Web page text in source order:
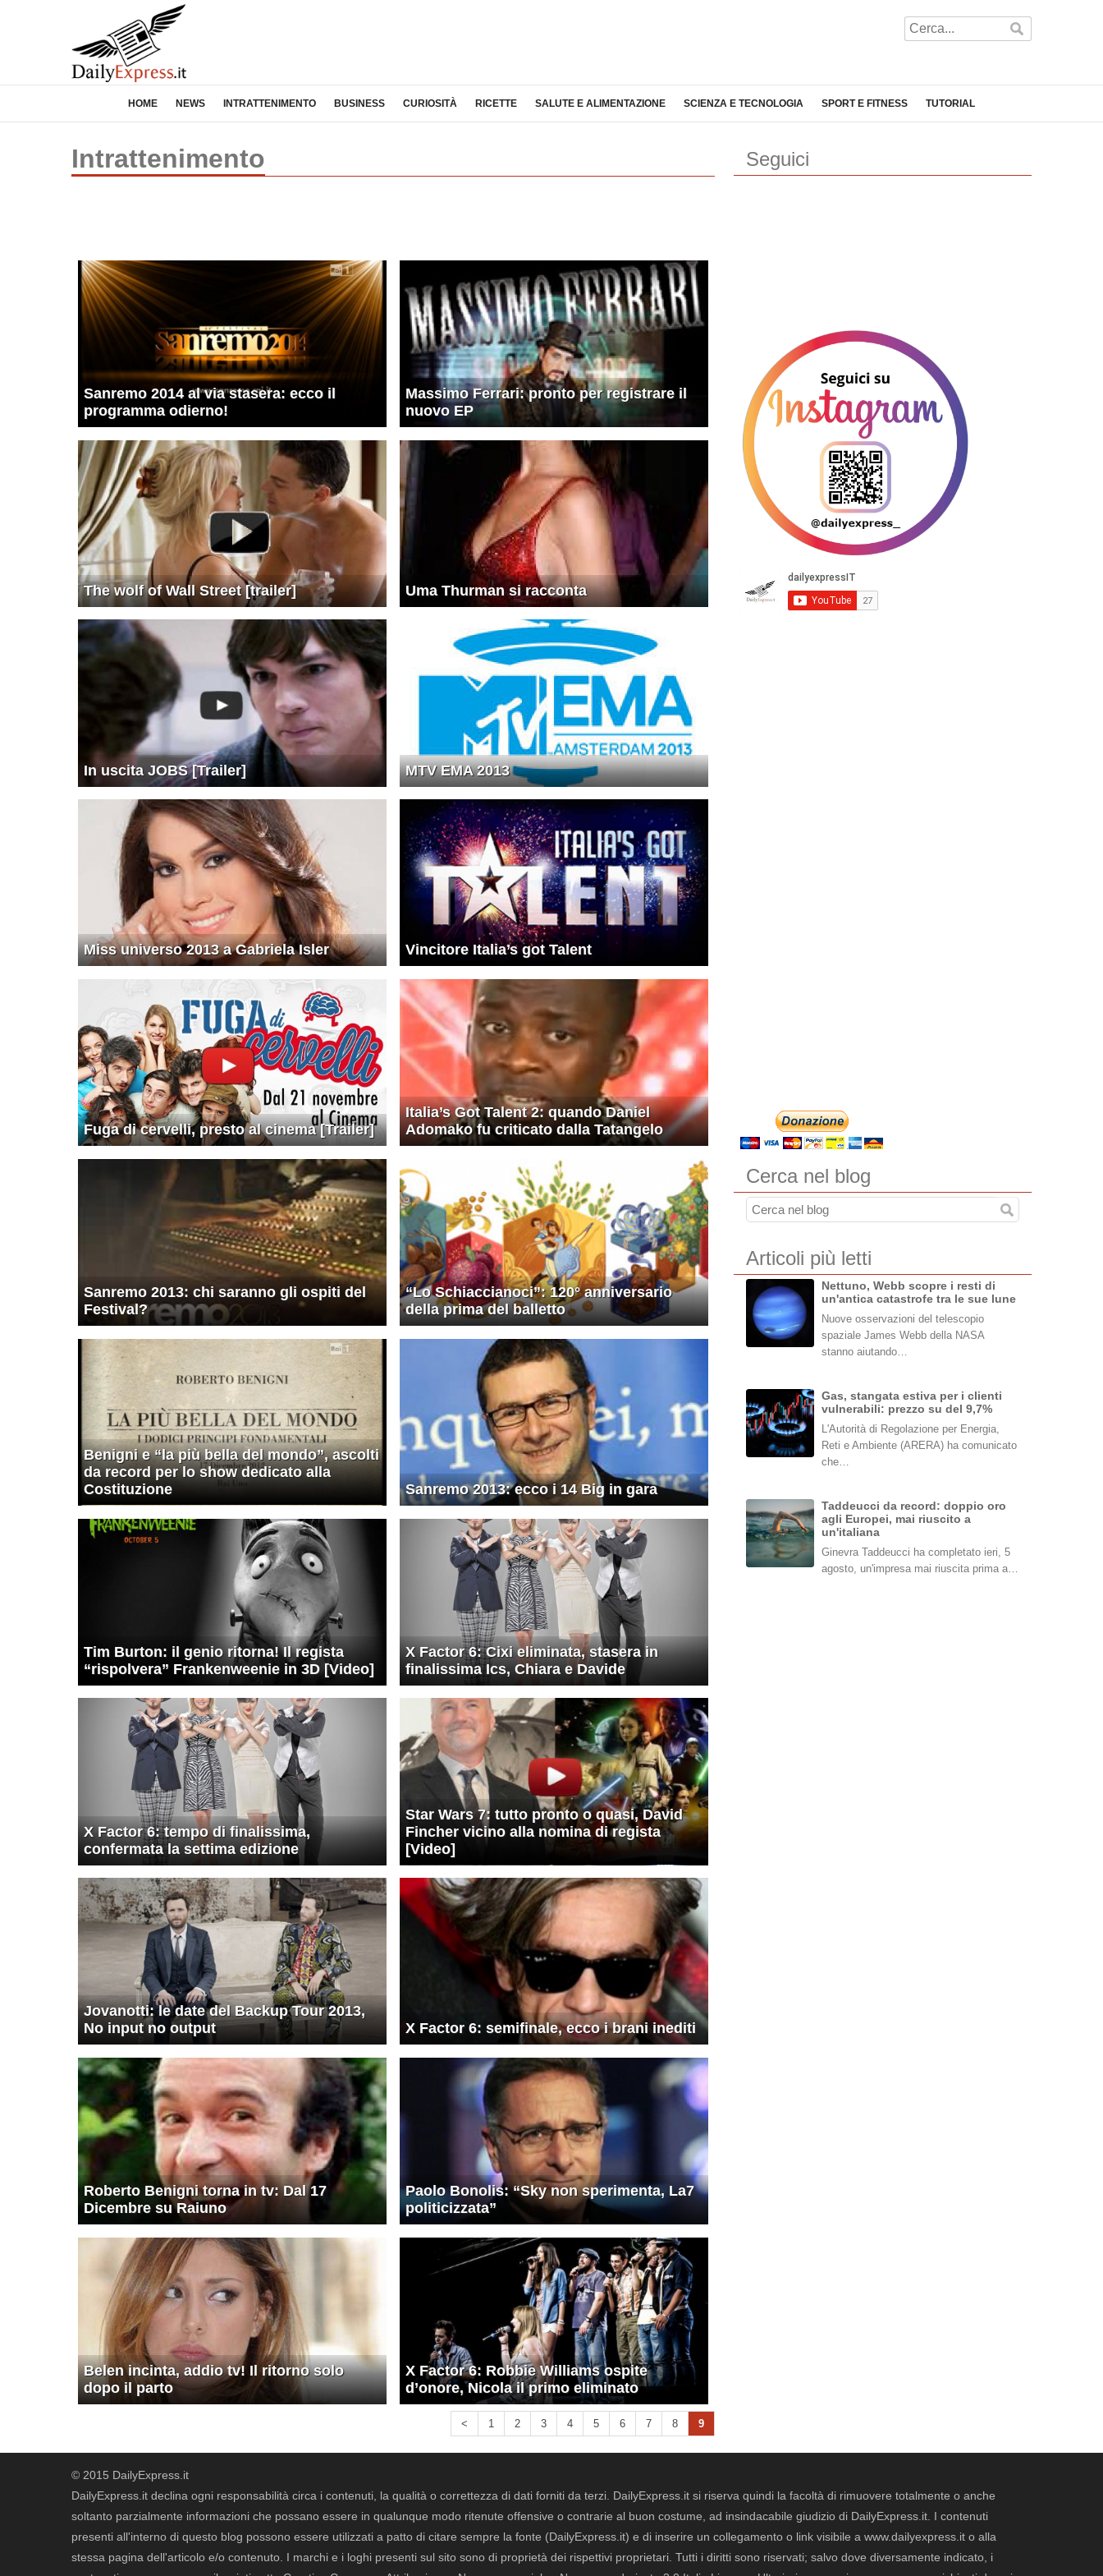
HOME NEWS INTRATTENIMENTO BUSINESS CURIOSITÀ RICETTE SALUTE E ALIMENTAZIONE SCIENZA E TECNOLOGIA SPORT E FITNESS TUTORIAL
Intrattenimento
Sanremo 2014 al via stasera: ecco il
programma odierno!
Massimo Ferrari: pronto per registrare il
nuovo EP
The wolf of Wall Street [trailer] Uma Thurman si racconta
In uscita JOBS [Trailer] MTV EMA 2013
Miss universo 2013 a Gabriela Isler Vincitore Italia’s got Talent
Fuga di cervelli, presto al cinema [Trailer]
Italia’s Got Talent 2: quando Daniel
Adomako fu criticato dalla Tatangelo
Sanremo 2013: chi saranno gli ospiti del
Festival?
“Lo Schiaccianoci”: 120° anniversario
della prima del balletto
Benigni e “la più bella del mondo”, ascolti
da record per lo show dedicato alla
Costituzione
Sanremo 2013: ecco i 14 Big in gara
Tim Burton: il genio ritorna! Il regista
“rispolvera” Frankenweenie in 3D [Video]
X Factor 6: Cixi eliminata, stasera in
finalissima Ics, Chiara e Davide
X Factor 6: tempo di finalissima,
confermata la settima edizione
Star Wars 7: tutto pronto o quasi, David
Fincher vicino alla nomina di regista
[Video]
Jovanotti: le date del Backup Tour 2013,
No input no output
X Factor 6: semifinale, ecco i brani inediti
Roberto Benigni torna in tv: Dal 17
Dicembre su Raiuno
Paolo Bonolis: “Sky non sperimenta, La7
politicizzata”
Belen incinta, addio tv! Il ritorno solo
dopo il parto
X Factor 6: Robbie Williams ospite
d’onore, Nicola il primo eliminato
< 1 2 3 4 5 6 7 8 9
Seguici
Cerca nel blog
Articoli più letti
Nettuno, Webb scopre i resti di
un'antica catastrofe tra le sue lune
Nuove osservazioni del telescopio
spaziale James Webb della NASA
stanno aiutando…
Gas, stangata estiva per i clienti
vulnerabili: prezzo su del 9,7%
L'Autorità di Regolazione per Energia,
Reti e Ambiente (ARERA) ha comunicato
che…
Taddeucci da record: doppio oro
agli Europei, mai riuscito a
un'italiana
Ginevra Taddeucci ha completato ieri, 5
agosto, un'impresa mai riuscita prima a…
© 2015 DailyExpress.it
DailyExpress.it declina ogni responsabilità circa i contenuti, la qualità o correttezza di dati forniti da terzi. DailyExpress.it si riserva quindi la facoltà di rimuovere totalmente o anche
soltanto parzialmente informazioni che possano essere in qualunque modo ritenute offensive o contrarie al buon costume, ad insindacabile giudizio di DailyExpress.it. I contenuti
presenti all'interno di questo blog possono essere utilizzati a patto di citare sempre la fonte (DailyExpress.it) e di inserire un collegamento o link visibile a www.dailyexpress.it o alla
stessa pagina dell'articolo e/o contenuto. I marchi e i loghi presenti sul sito sono di proprietà dei rispettivi proprietari. Tutti i diritti sono riservati; salvo dove diversamente indicato, i